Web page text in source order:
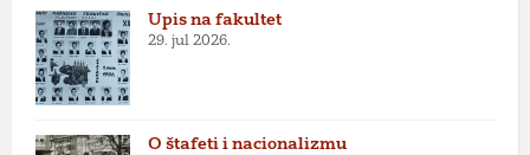
Upis na fakultet
29. jul 2026.
O štafeti i nacionalizmu